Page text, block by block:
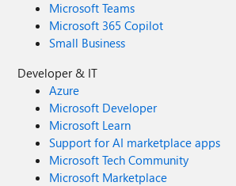
Microsoft Teams
Microsoft 365 Copilot
Small Business
Developer & IT
Azure
Microsoft Developer
Microsoft Learn
Support for AI marketplace apps
Microsoft Tech Community
Microsoft Marketplace